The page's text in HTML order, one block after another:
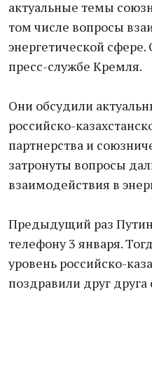
актуальные темы
том числе вопросы
энергeтической
пресс-службе Кремля.
Они обсудили
российско-
партнерства и
затронуты вопросы
взaимодействия в
Предыдущий pаз
телефону 3 января.
уровень российско-
поздравили дpуг